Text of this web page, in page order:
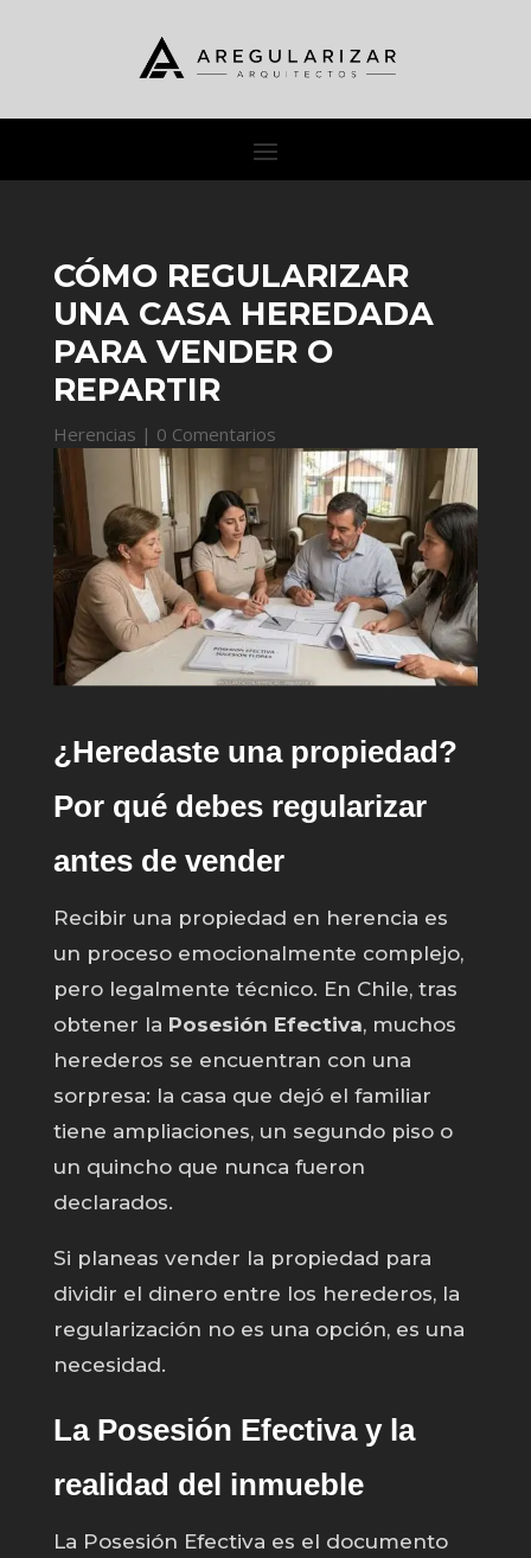
CÓMO REGULARIZAR
UNA CASA HEREDADA
PARA VENDER O
REPARTIR
Herencias | 0 Comentarios
¿Heredaste una propiedad?
Por qué debes regularizar
antes de vender
Recibir una propiedad en herencia es
un proceso emocionalmente complejo,
pero legalmente técnico. En Chile, tras
obtener la Posesión Efectiva, muchos
herederos se encuentran con una
sorpresa: la casa que dejó el familiar
tiene ampliaciones, un segundo piso o
un quincho que nunca fueron
declarados.
Si planeas vender la propiedad para
dividir el dinero entre los herederos, la
regularización no es una opción, es una
necesidad.
La Posesión Efectiva y la
realidad del inmueble
La Posesión Efectiva es el documento